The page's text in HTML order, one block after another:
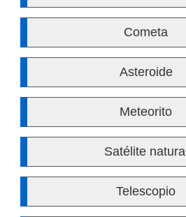
Cometa
Asteroide
Meteorito
Satélite natural
Telescopio